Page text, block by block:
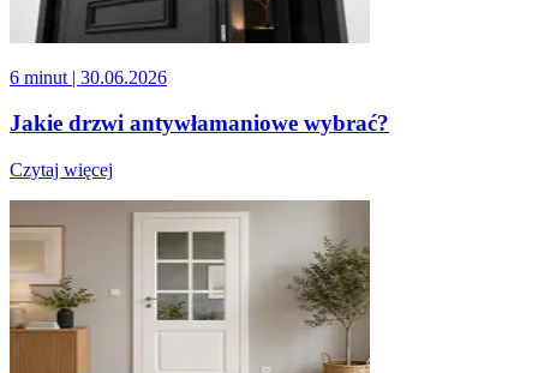
6 minut | 30.06.2026
Jakie drzwi antywłamaniowe wybrać?
Czytaj więcej